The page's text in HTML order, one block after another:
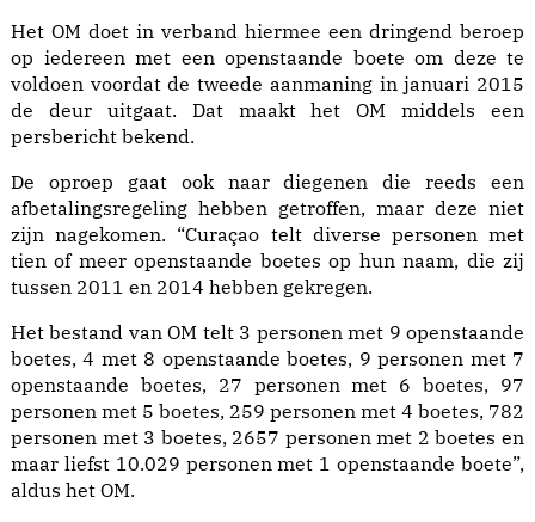
Het OM doet in verband hiermee een dringend beroep
op iedereen met een openstaande boete om deze te
voldoen voordat de tweede aanmaning in januari 2015
de deur uitgaat. Dat maakt het OM middels een
persbericht bekend.
De oproep gaat ook naar diegenen die reeds een
afbetalingsregeling hebben getroffen, maar deze niet
zijn nagekomen. “Curaçao telt diverse personen met
tien of meer openstaande boetes op hun naam, die zij
tussen 2011 en 2014 hebben gekregen.
Het bestand van OM telt 3 personen met 9 openstaande
boetes, 4 met 8 openstaande boetes, 9 personen met 7
openstaande boetes, 27 personen met 6 boetes, 97
personen met 5 boetes, 259 personen met 4 boetes, 782
personen met 3 boetes, 2657 personen met 2 boetes en
maar liefst 10.029 personen met 1 openstaande boete”,
aldus het OM.